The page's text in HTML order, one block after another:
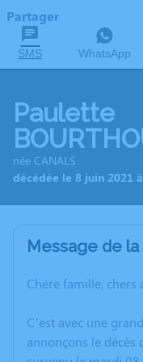
Partager
SMS WhatsApp
Paulette
née CANALS
décédée le 8 juin 2021
Message de
Chère famille, chers
C’est avec une
annonçons le décès